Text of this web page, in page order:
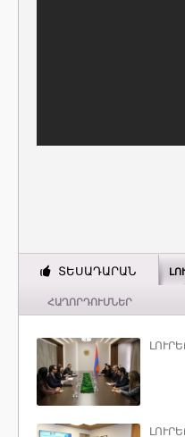
ՏԵՍԱԴԱՐԱՆ
ՀԱՂՈՐԴՈՒՄՆԵՐ